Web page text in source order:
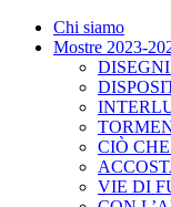
Chi siamo
Mostre 2023-
CIÒ
VIE DI